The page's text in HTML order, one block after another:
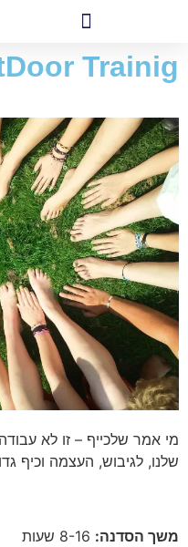
Trainig
מי אמר שלכייף – זו לא
שלנו, לגיבוש, העצמה וכיף
משך הסדנה: